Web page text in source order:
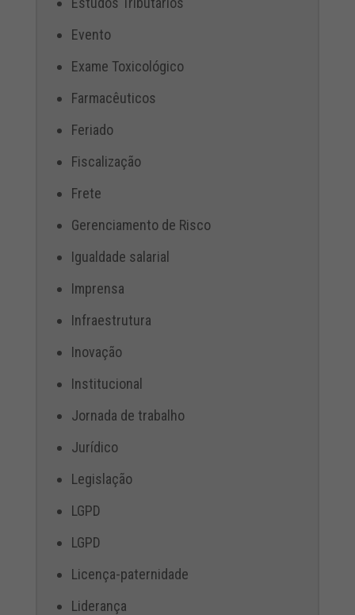
Evento
Exame Toxicológico
Farmacêuticos
Feriado
Fiscalização
Frete
Gerenciamento de Risco
Igualdade salarial
Imprensa
Infraestrutura
Inovação
Institucional
Jornada de trabalho
Jurídico
Legislação
LGPD
LGPD
Licença-paternidade
Liderança